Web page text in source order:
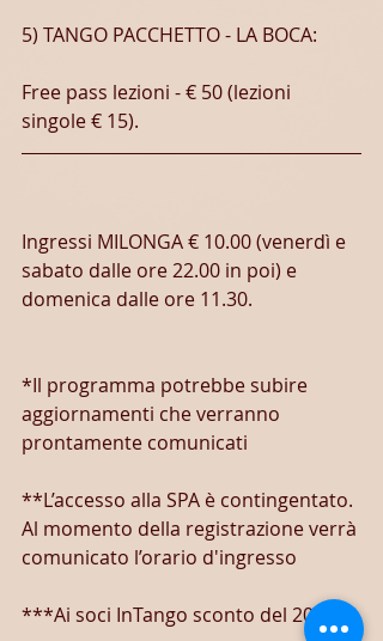
5) TANGO PACCHETTO - LA BOCA:
Free pass lezioni - € 50 (lezioni
singole € 15).
Ingressi MILONGA € 10.00 (venerdì e
sabato dalle ore 22.00 in poi) e
domenica dalle ore 11.30.
*Il programma potrebbe subire
aggiornamenti che verranno
prontamente comunicati
**L’accesso alla SPA è contingentato.
Al momento della registrazione verrà
comunicato l’orario d'ingresso
***Ai soci InTango sconto del 20%